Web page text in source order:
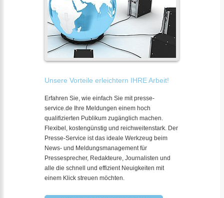
Unsere Vorteile erleichtern IHRE Arbeit!
Erfahren Sie, wie einfach Sie mit presse-
service.de Ihre Meldungen einem hoch
qualifizierten Publikum zugänglich machen.
Flexibel, kostengünstig und reichweitenstark. Der
Presse-Service ist das ideale Werkzeug beim
News- und Meldungsmanagement für
Pressesprecher, Redakteure, Journalisten und
alle die schnell und effizient Neuigkeiten mit
einem Klick streuen möchten.